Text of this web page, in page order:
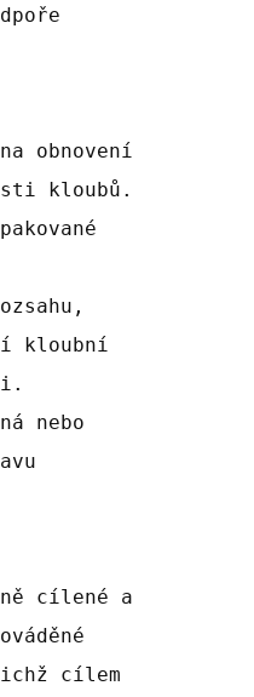
obnovení
kloubů.
kloubní
nebo
cílené a
cílem